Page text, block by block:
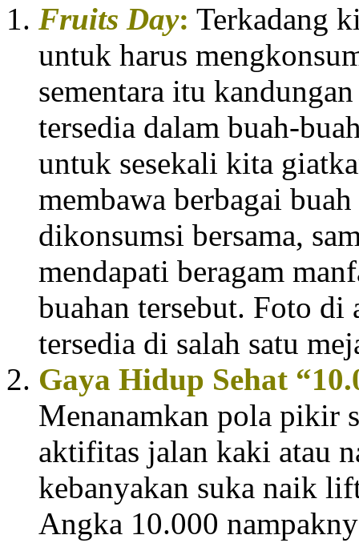
Fruits Day: Terkadang
untuk harus
sementara itu
tersedia dalam buah-
untuk sesekali kita
membawa berbagai
dikonsumsi bersama,
mendapati beragam
buahan tersebut. Foto di
tersedia di salah satu
Gaya Hidup Sehat
Menanamkan pola pikir
aktifitas jalan kaki atau
kebanyakan suka naik
Angka 10.000